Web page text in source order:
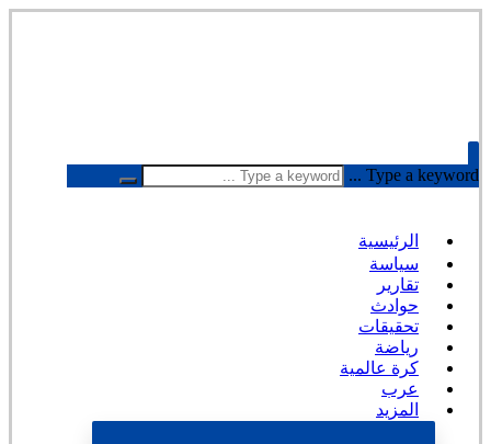
Type a keyword ...
الرئيسية
سياسة
تقارير
حوادث
تحقيقات
رياضة
كرة عالمية
عرب
المزيد